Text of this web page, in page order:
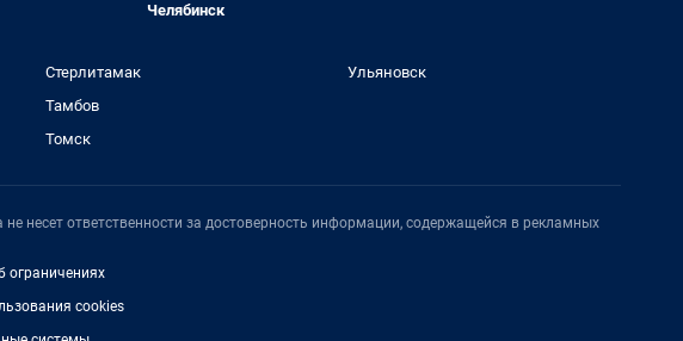
Челябинск
Стерлитамак
Тамбов
Томск
Ульяновск
не несет ответственности за достоверность информации, содержащейся в рекламных
ограничениях
cookies